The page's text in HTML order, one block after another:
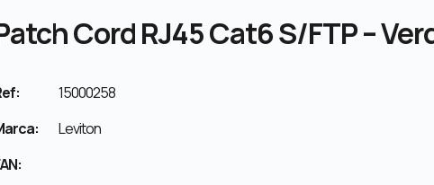
Cord RJ45 Cat6 S/FTP –
15000258
Leviton